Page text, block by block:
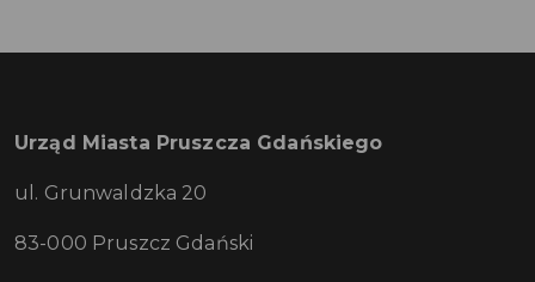
Urząd Miasta Pruszcza Gdańskiego
ul. Grunwaldzka 20
83-000 Pruszcz Gdański